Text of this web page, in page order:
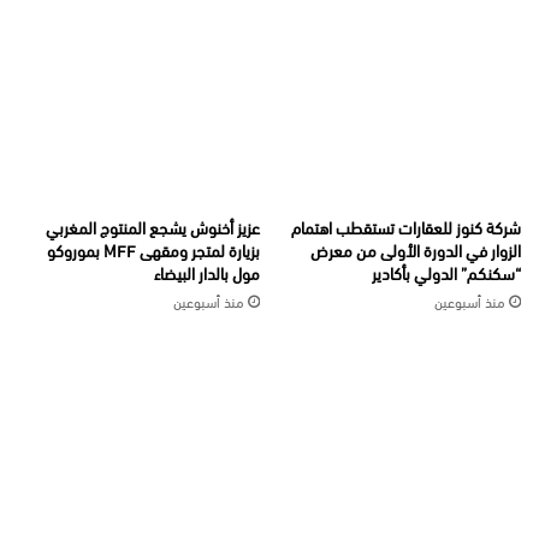
شركة كنوز للعقارات تستقطب اهتمام
الزوار في الدورة الأولى من معرض
“سكنكم” الدولي بأكادير
منذ أسبوعين
عزيز أخنوش يشجع المنتوج المغربي
بزيارة لمتجر ومقهى MFF بموروكو
مول بالدار البيضاء
منذ أسبوعين